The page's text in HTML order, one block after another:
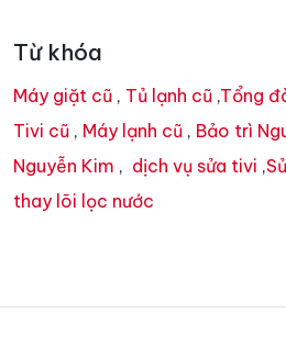
Từ khóa
Máy giặt cũ , Tủ lạnh cũ ,Tổng
Tivi cũ , Máy lạnh cũ , Bảo trì
Nguyễn Kim , dịch vụ sửa tivi ,
thay lõi lọc nước